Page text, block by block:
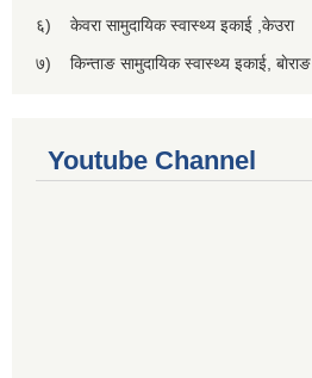
६) केवरा सामुदायिक स्वास्थ्य इकाई ,केउरा
७) किन्ताङ सामुदायिक स्वास्थ्य इकाई, बाेराङ
Youtube Channel